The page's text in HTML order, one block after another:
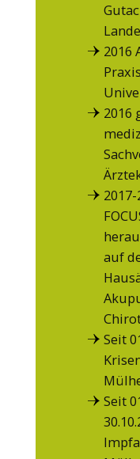
2016
2016
auf
Seit
Seit